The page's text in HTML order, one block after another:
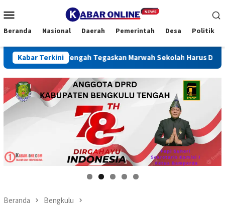
ke
Mobile
Beranda Nasional Daerah Pemerintah Desa Politik
Kabar Terkini
Tengah Tegaskan Marwah Sekolah Harus Dijaga
Pepi suheri anggota DPRD
selamat
Beranda Bengkulu